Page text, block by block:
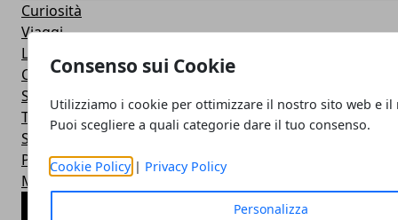
Consenso sui Cookie
Utilizziamo i cookie per ottimizzare il nostro sito web e il
Puoi scegliere a quali categorie dare il tuo consenso.
Cookie Policy| Privacy Policy
Personalizza
Curiosità
Viaggi
Lavoro
Casa
Senza categoria
Tecnologia
Sport
Parole
Musica